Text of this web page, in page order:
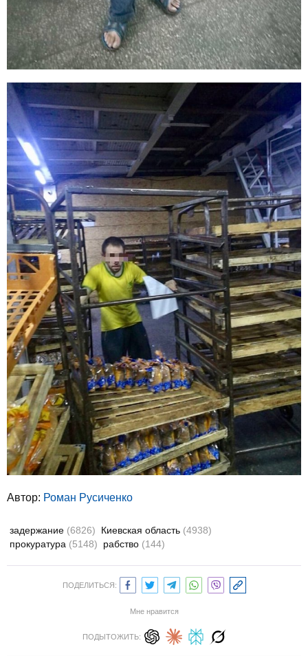
Автор: Роман Русиченко
задержание (6826) Киевская область (4938)
прокуратура (5148) рабство (144)
ПОДЕЛИТЬСЯ:
Мне нравится
ПОДЫТОЖИТЬ: